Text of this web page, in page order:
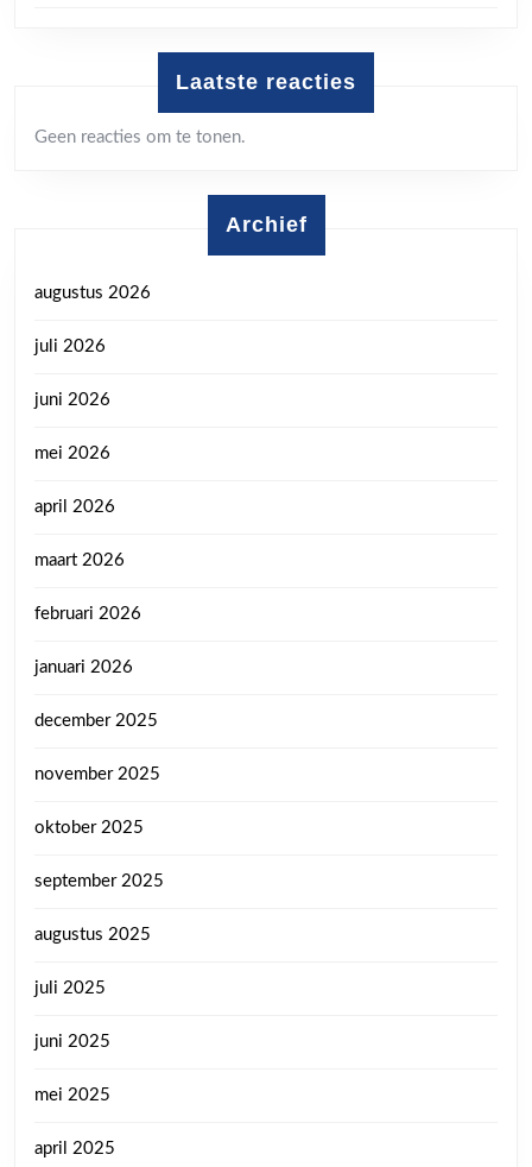
Laatste reacties
Geen reacties om te tonen.
Archief
augustus 2026
juli 2026
juni 2026
mei 2026
april 2026
maart 2026
februari 2026
januari 2026
december 2025
november 2025
oktober 2025
september 2025
augustus 2025
juli 2025
juni 2025
mei 2025
april 2025